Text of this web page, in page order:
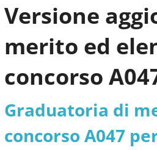
Versione
merito ed
concorso
Giulia - DDG
Ministero
Graduatoria di
concorso A047